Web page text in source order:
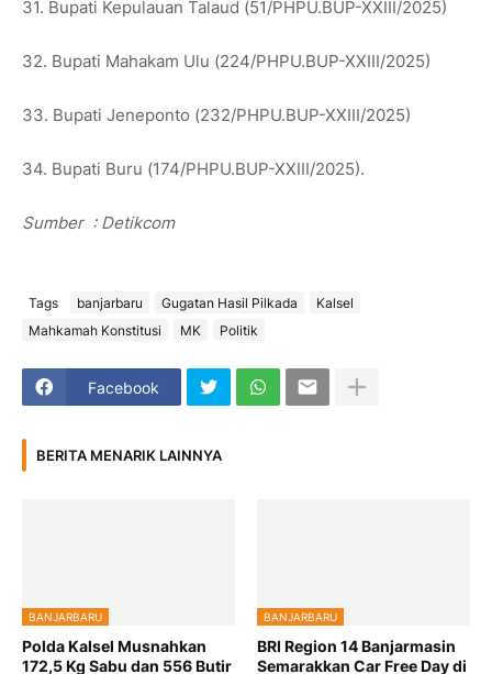
31. Bupati Kepulauan Talaud (51/PHPU.BUP-XXIII/2025)
32. Bupati Mahakam Ulu (224/PHPU.BUP-XXIII/2025)
33. Bupati Jeneponto (232/PHPU.BUP-XXIII/2025)
34. Bupati Buru (174/PHPU.BUP-XXIII/2025).
Sumber : Detikcom
Tags banjarbaru Gugatan Hasil Pilkada
Kalsel
Mahkamah Konstitusi
MK Politik
Facebook
BERITA MENARIK LAINNYA
BANJARBARU
Polda Kalsel Musnahkan
172,5 Kg Sabu dan 556 Butir
BANJARBARU
BRI Region 14 Banjarmasin
Semarakkan Car Free Day di